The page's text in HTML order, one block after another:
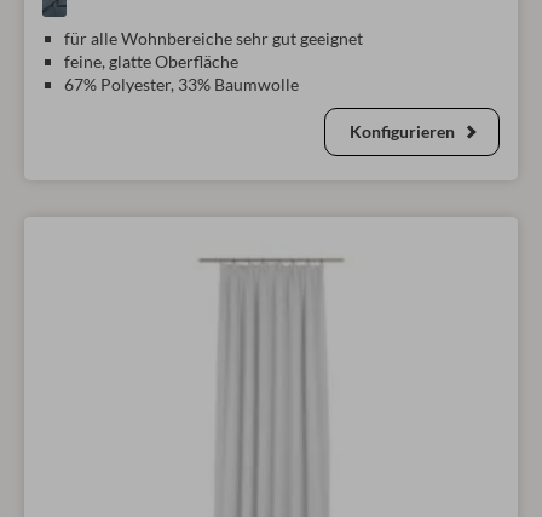
für alle Wohnbereiche sehr gut geeignet
feine, glatte Oberfläche
67% Polyester, 33% Baumwolle